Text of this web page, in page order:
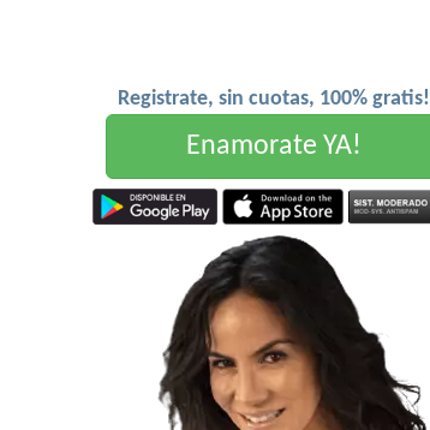
Registrate, sin cuotas, 100% gratis!
Enamorate YA!